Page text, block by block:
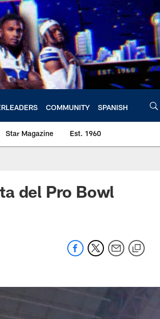
COMMUNITY SPANISH
Star Magazine Est. 1960
del Pro Bowl